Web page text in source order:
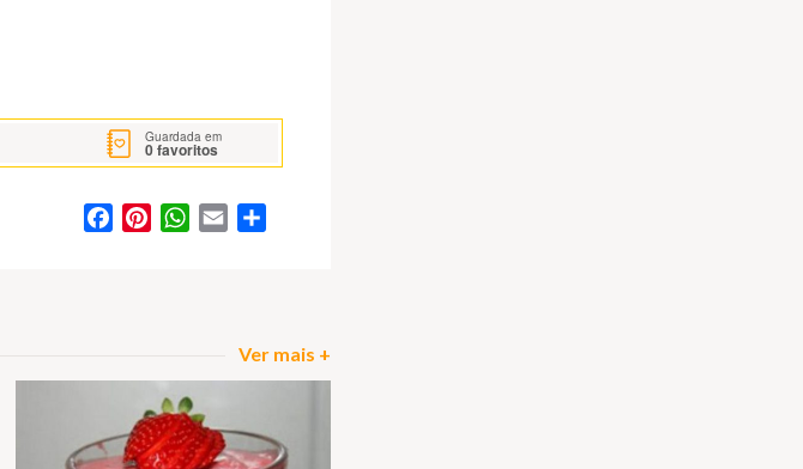
Guardada em
0favoritos
FacebookPinterestWhatsApp
Email
Ver mais +